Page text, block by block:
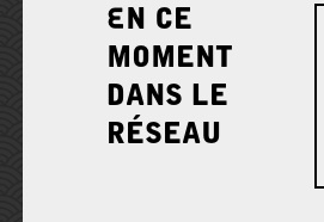
En ce
moment
dans le
réseau